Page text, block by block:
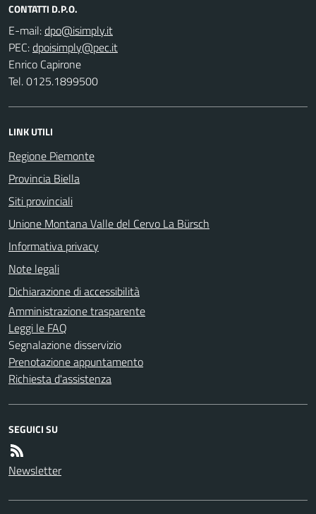
CONTATTI D.P.O.
E-mail:
PEC:
Enrico Capirone
Tel. 0125.1899500
LINK UTILI
Regione Piemonte
Provincia Biella
Siti provinciali
Unione Montana Valle del Cervo La Bürsch
Informativa privacy
Note legali
Dichiarazione di accessibilità
Amministrazione trasparente
Leggi le FAQ
Segnalazione disservizio
Prenotazione appuntamento
Richiesta d'assistenza
SEGUICI SU
Newsletter